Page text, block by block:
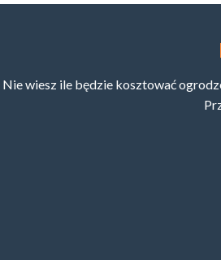
Nie wiesz ile będzie kosztować